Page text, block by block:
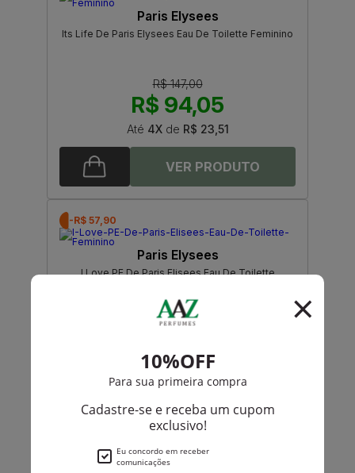
Paris Elysees
Its Life De Paris Elysees Eau De Toilette Feminino
R$ 147,00
R$ 94,05
Até 4Xde R$ 23,51
-R$ 57,90
Paris Elysees
I Love PE De Paris Elisees Eau De Toilette
R$ 151,00
Até4XdeR$ 23,27
-R$ 50,45